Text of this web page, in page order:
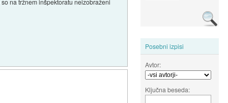
Posebni izpisi
Avtor:
Ključna beseda:
na tržnem inšpektoratu neizobraženi